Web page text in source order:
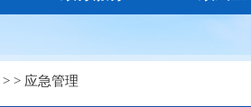
> > 应急管理